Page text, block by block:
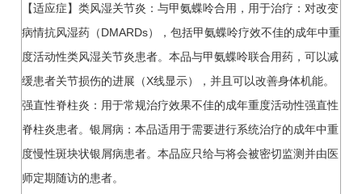
【适应症】类风湿关节炎：与甲氨蝶呤合用，用于治疗：对改变
病情抗风湿药（DMARDs），包括甲氨蝶呤疗效不佳的成年中重
度活动性类风湿关节炎患者。本品与甲氨蝶呤联合用药，可以减
缓患者关节损伤的进展（X线显示），并且可以改善身体机能。
强直性脊柱炎：用于常规治疗效果不佳的成年重度活动性强直性
脊柱炎患者。银屑病：本品适用于需要进行系统治疗的成年中重
度慢性斑块状银屑病患者。本品应只给与将会被密切监测并由医
师定期随访的患者。